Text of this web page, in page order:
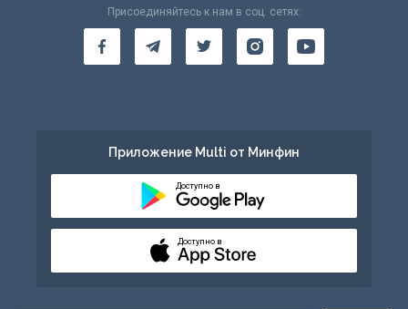
Присоединяйтесь к нам в соц. сетях:
Приложение Multi от Минфин
Доступно в
Доступно в